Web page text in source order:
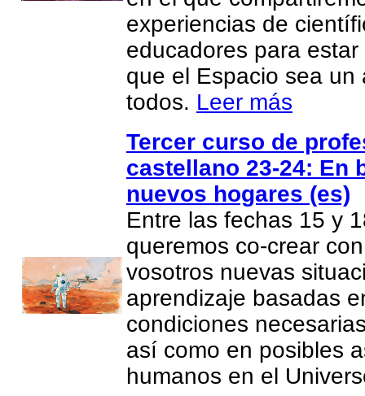
experiencias de
educadores para
que el Espacio sea un
todos. Leer más
Tercer curso de
castellano 23-24: En
nuevos hogares (es)
Entre las fechas 15 y
queremos co-crear
vosotros nuevas
aprendizaje basadas
condiciones
así como en posibles
humanos en el